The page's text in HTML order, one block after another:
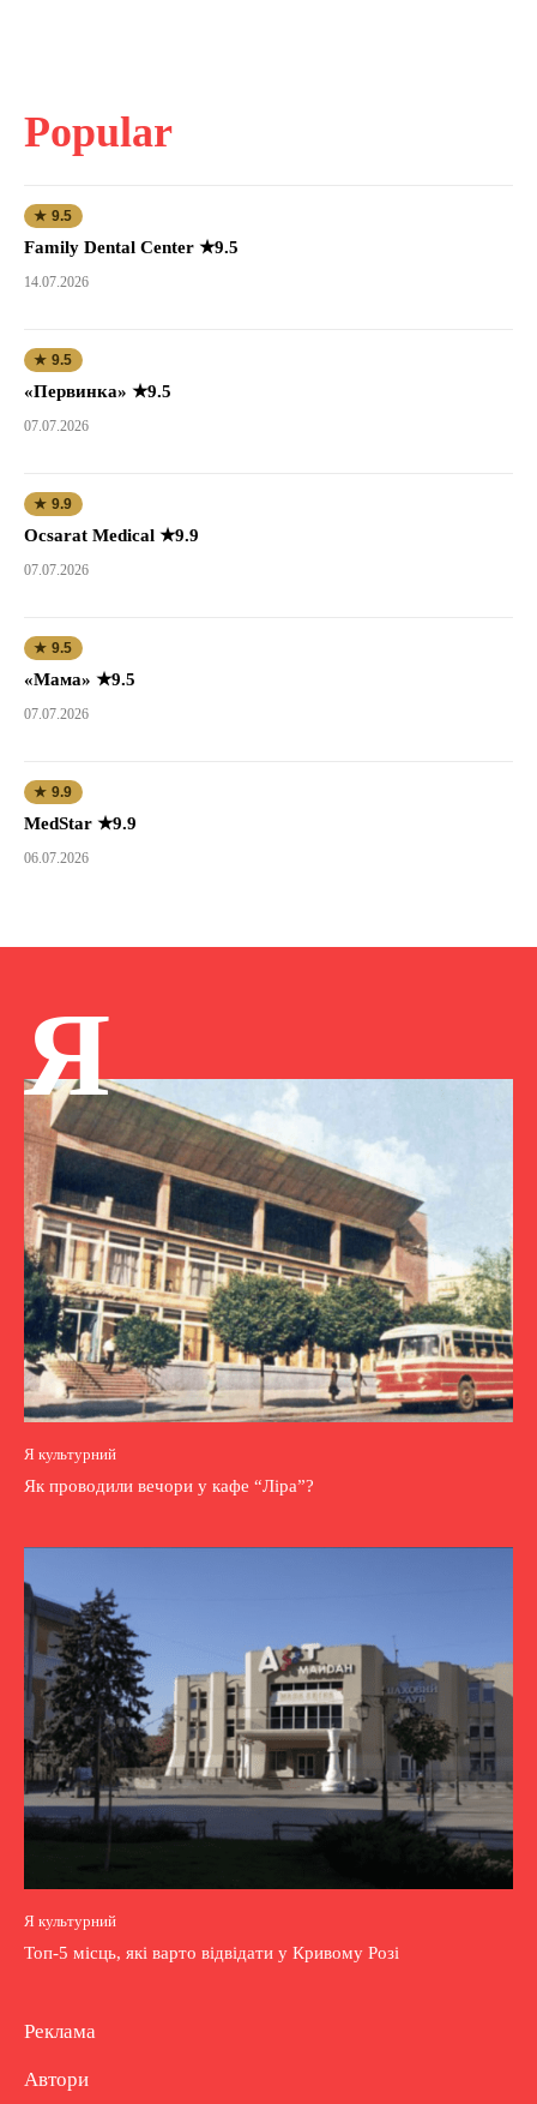
Popular
★ 9.5
Family Dental Center ★9.5
14.07.2026
★ 9.5
«Первинка» ★9.5
07.07.2026
★ 9.9
Ocsarat Medical ★9.9
07.07.2026
★ 9.5
«Мама» ★9.5
07.07.2026
★ 9.9
MedStar ★9.9
06.07.2026
Я
Я культурний
Як проводили вечори у кафе “Ліра”?
Я культурний
Топ-5 місць, які варто відвідати у Кривому Розі
Реклама
Автори